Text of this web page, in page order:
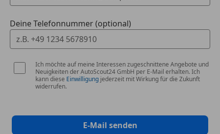
Deine Telefonnummer (optional)
Ich möchte auf meine Interessen zugeschnittene Angebote und
Neuigkeiten der AutoScout24 GmbH per E-Mail erhalten. Ich
kann diese Einwilligung jederzeit mit Wirkung für die Zukunft
widerrufen.
E-Mail senden